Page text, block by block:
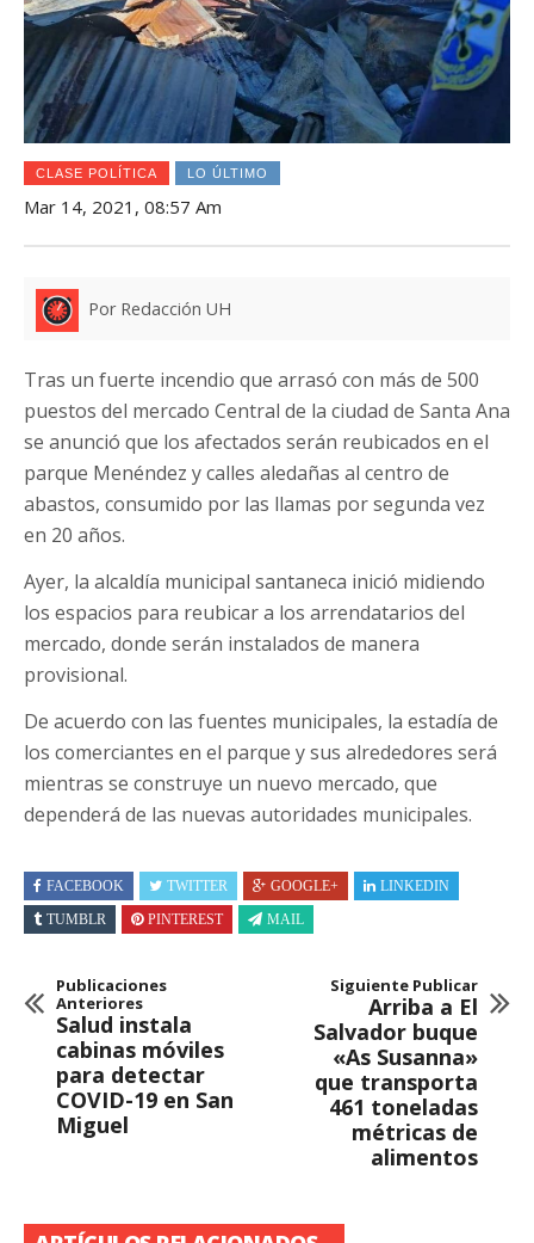
CLASE POLÍTICA LO ÚLTIMO
Mar 14, 2021, 08:57 Am
Por Redacción UH
Tras un fuerte incendio que arrasó con más de 500
puestos del mercado Central de la ciudad de Santa Ana
se anunció que los afectados serán reubicados en el
parque Menéndez y calles aledañas al centro de
abastos, consumido por las llamas por segunda vez
en 20 años.
Ayer, la alcaldía municipal santaneca inició midiendo
los espacios para reubicar a los arrendatarios del
mercado, donde serán instalados de manera
provisional.
De acuerdo con las fuentes municipales, la estadía de
los comerciantes en el parque y sus alrededores será
mientras se construye un nuevo mercado, que
dependerá de las nuevas autoridades municipales.
FACEBOOK TWITTER GOOGLE+
LINKEDIN
TUMBLR
PINTEREST MAIL
Publicaciones
Anteriores
Salud instala
cabinas móviles
para detectar
COVID-19 en San
Miguel
Siguiente Publicar
Arriba a El
Salvador buque
«As Susanna»
que transporta
461 toneladas
métricas de
alimentos